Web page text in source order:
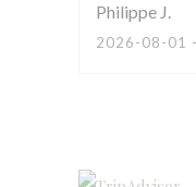
Philippe J
2026-08-01